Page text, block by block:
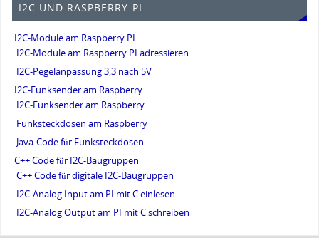
I2C UND RASPBERRY-PI
I2C-Module am Raspberry PI
I2C-Module am Raspberry PI adressieren
I2C-Pegelanpassung 3,3 nach 5V
I2C-Funksender am Raspberry
I2C-Funksender am Raspberry
Funksteckdosen am Raspberry
Java-Code für Funksteckdosen
C++ Code für I2C-Baugruppen
C++ Code für digitale I2C-Baugruppen
I2C-Analog Input am PI mit C einlesen
I2C-Analog Output am PI mit C schreiben